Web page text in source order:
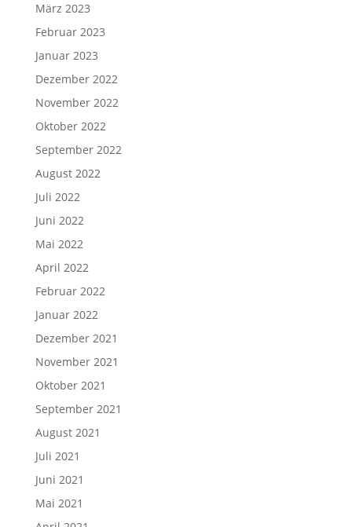
März 2023
Februar 2023
Januar 2023
Dezember 2022
November 2022
Oktober 2022
September 2022
August 2022
Juli 2022
Juni 2022
Mai 2022
April 2022
Februar 2022
Januar 2022
Dezember 2021
November 2021
Oktober 2021
September 2021
August 2021
Juli 2021
Juni 2021
Mai 2021